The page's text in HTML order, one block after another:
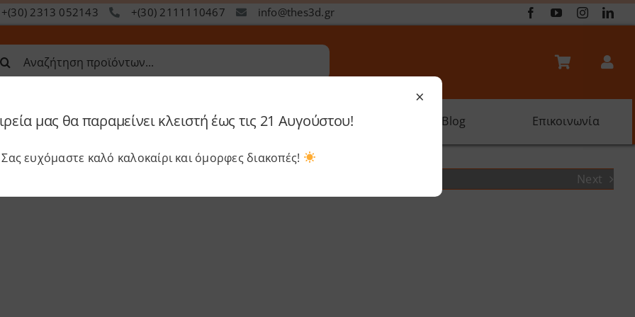
+(30) 2313 052143 +(30) 2111110467 info@thes3d.gr
Services Academy Software Blog Επικοινωνία
Ερωτήσεις
Next
×
μας θα παραμείνει κλειστή έως τις 21 Αυγούστου!
Σας ευχόμαστε καλό καλοκαίρι και όμορφες διακοπές!